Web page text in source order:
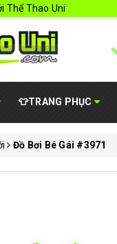
Thể Thao Uni
👕TRANG PHỤC
Đồ Bơi Bé Gái #3971